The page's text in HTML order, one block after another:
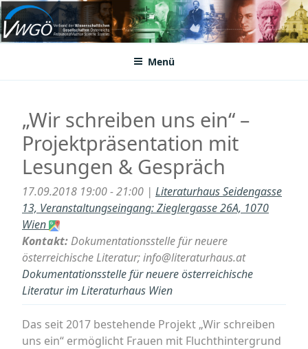
Zum
Inhalt
springenVWGÖ
Federation of Austrian Scientific Societies
Menü
„Wir schreiben uns ein“ –
Projektpräsentation mit
Lesungen & Gespräch
17.09.2018 19:00 - 21:00 | Literaturhaus Seidengasse
13, Veranstaltungseingang: Zieglergasse 26A, 1070
Wien
Kontakt:Dokumentationsstelle für neuere
österreichische Literatur; info@literaturhaus.at
Dokumentationsstelle für neuere österreichische
Literatur im Literaturhaus Wien
Das seit 2017 bestehende Projekt „Wir schreiben
uns ein“ ermöglicht Frauen mit Fluchthintergrund